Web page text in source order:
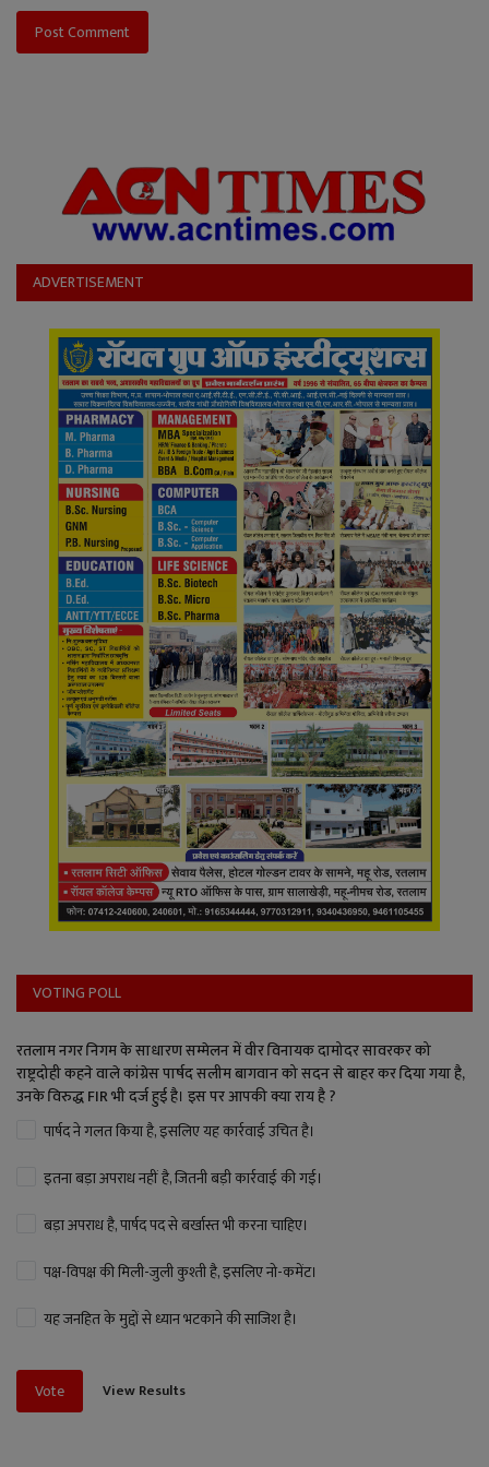
Post Comment
ADVERTISEMENT
VOTING POLL
रतलाम नगर निगम के साधारण सम्मेलन में वीर विनायक दामोदर सावरकर को
राष्ट्रदोही कहने वाले कांग्रेस पार्षद सलीम बागवान को सदन से बाहर कर दिया गया है,
उनके विरुद्ध FIR भी दर्ज हुई है। इस पर आपकी क्या राय है ?
पार्षद ने गलत किया है, इसलिए यह कार्रवाई उचित है।
इतना बड़ा अपराध नहीं है, जितनी बड़ी कार्रवाई की गई।
बड़ा अपराध है, पार्षद पद से बर्खास्त भी करना चाहिए।
पक्ष-विपक्ष की मिली-जुली कुश्ती है, इसलिए नो-कमेंट।
यह जनहित के मुद्दों से ध्यान भटकाने की साजिश है।
Vote View Results